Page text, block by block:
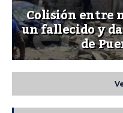
Colisión entre
un fallecido y
de